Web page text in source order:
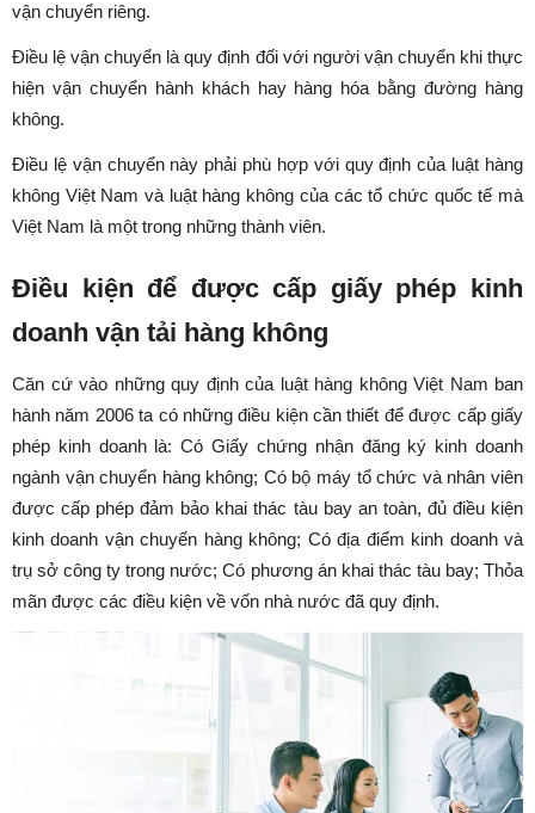
vận chuyển riêng.
Điều lệ vận chuyển là quy định đối với người vận chuyển khi thực
hiện vận chuyển hành khách hay hàng hóa bằng đường hàng
không.
Điều lệ vận chuyển này phải phù hợp với quy định của luật hàng
không Việt Nam và luật hàng không của các tổ chức quốc tế mà
Việt Nam là một trong những thành viên.
Điều kiện để được cấp giấy phép kinh
doanh vận tải hàng không
Căn cứ vào những quy định của luật hàng không Việt Nam ban
hành năm 2006 ta có những điều kiện cần thiết để được cấp giấy
phép kinh doanh là: Có Giấy chứng nhận đăng ký kinh doanh
ngành vận chuyển hàng không; Có bộ máy tổ chức và nhân viên
được cấp phép đảm bảo khai thác tàu bay an toàn, đủ điều kiện
kinh doanh vận chuyển hàng không; Có địa điểm kinh doanh và
trụ sở công ty trong nước; Có phương án khai thác tàu bay; Thỏa
mãn được các điều kiện về vốn nhà nước đã quy định.